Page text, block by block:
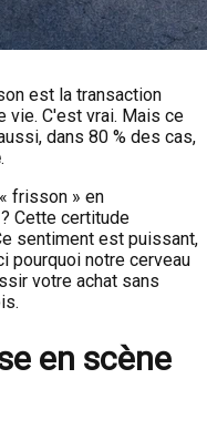
est la transaction
vie. C'est vrai. Mais ce
dans 80 % des cas,
.
frisson » en
Cette certitude
sentiment est puissant,
pourquoi notre cerveau
votre achat sans
en scène